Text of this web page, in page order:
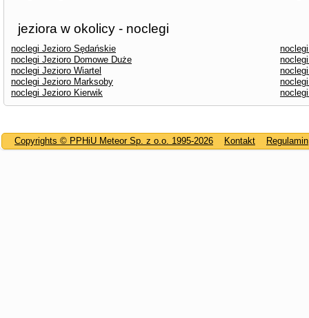
jeziora w okolicy - noclegi
noclegi Jezioro Sędańskie
noclegi Jezioro Domowe Duże
noclegi Jezioro Wiartel
noclegi Jezioro Marksoby
noclegi Jezioro Kierwik
Copyrights © PPHiU Meteor Sp. z o.o. 1995-2026 Kontakt Regulamin